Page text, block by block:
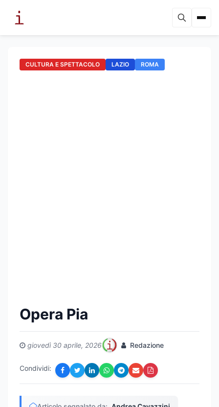
CULTURA E SPETTACOLO LAZIO ROMA
Opera Pia
giovedì 30 aprile, 2026 Redazione
Condividi: